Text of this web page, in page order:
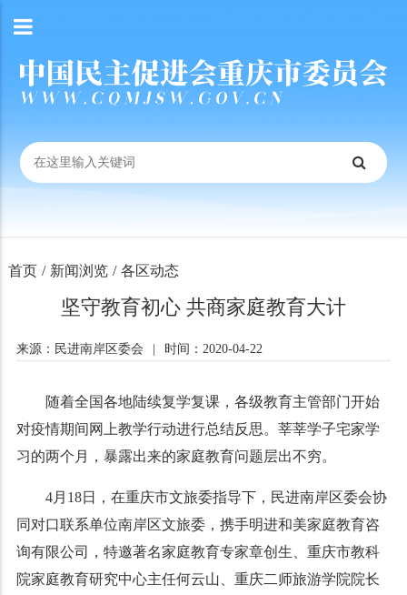
首页 / 新闻浏览 / 各区动态
坚守教育初心 共商家庭教育大计
来源：民进南岸区委会 时间：2020-04-22
随着全国各地陆续复学复课，各级教育主管部门开始
对疫情期间网上教学行动进行总结反思。莘莘学子宅家学
习的两个月，暴露出来的家庭教育问题层出不穷。
4月18日，在重庆市文旅委指导下，民进南岸区委会协
同对口联系单位南岸区文旅委，携手明进和美家庭教育咨
询有限公司，特邀著名家庭教育专家章创生、重庆市教科
院家庭教育研究中心主任何云山、重庆二师旅游学院院长